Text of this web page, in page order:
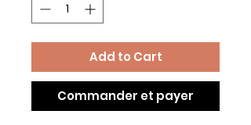
Add to Cart
Commander et payer